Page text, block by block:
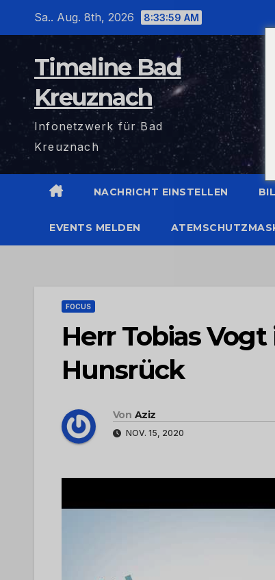
Sa.. Aug. 8th, 2026 8:34:00 AM
Timeline Bad
Kreuznach
Infonetzwerk für Bad
Kreuznach
NACHRICHT EINSTELLEN
EVENTS MELDEN
FOCUS
Herr Tobias
Hunsrück
Von Aziz
NOV. 15, 2020